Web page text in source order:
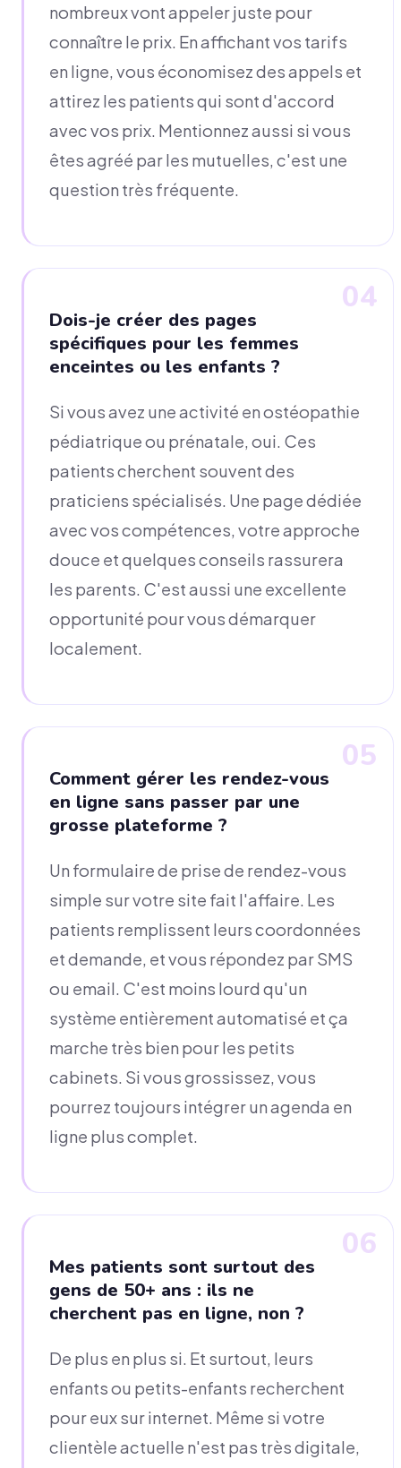
nombreux vont appeler juste pour
connaître le prix. En affichant vos tarifs
en ligne, vous économisez des appels et
attirez les patients qui sont d'accord
avec vos prix. Mentionnez aussi si vous
êtes agréé par les mutuelles, c'est une
question très fréquente.
04
Dois-je créer des pages
spécifiques pour les femmes
enceintes ou les enfants ?
Si vous avez une activité en ostéopathie
pédiatrique ou prénatale, oui. Ces
patients cherchent souvent des
praticiens spécialisés. Une page dédiée
avec vos compétences, votre approche
douce et quelques conseils rassurera
les parents. C'est aussi une excellente
opportunité pour vous démarquer
localement.
05
Comment gérer les rendez-vous
en ligne sans passer par une
grosse plateforme ?
Un formulaire de prise de rendez-vous
simple sur votre site fait l'affaire. Les
patients remplissent leurs coordonnées
et demande, et vous répondez par SMS
ou email. C'est moins lourd qu'un
système entièrement automatisé et ça
marche très bien pour les petits
cabinets. Si vous grossissez, vous
pourrez toujours intégrer un agenda en
ligne plus complet.
06
Mes patients sont surtout des
gens de 50+ ans : ils ne
cherchent pas en ligne, non ?
De plus en plus si. Et surtout, leurs
enfants ou petits-enfants recherchent
pour eux sur internet. Même si votre
clientèle actuelle n'est pas très digitale,